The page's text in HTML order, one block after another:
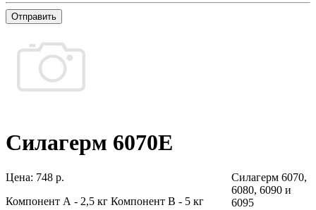
Отправить
Силагерм 6070Е
Цена: 748 р.
Компонент А - 2,5 кг Компонент В - 5 кг
Силагерм 6070,
6080, 6090 и
6095